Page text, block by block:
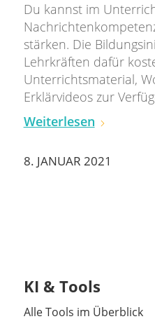
Du kannst im
stärken. Die
Lehrkräften dafür
Unterrichtsmaterial,
Erklärvideos zur
Weiterlesen
8. JANUAR 2021
KI & Tools
Alle Tools im Überblick